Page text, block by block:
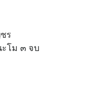
ร
โม ๓ จบ